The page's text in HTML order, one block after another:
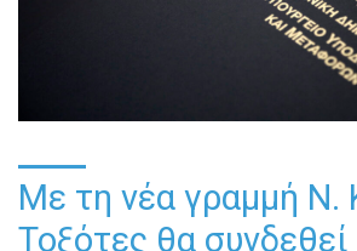
Με τη νέα γραμμή Ν.
Τοξότες θα συνδεθεί